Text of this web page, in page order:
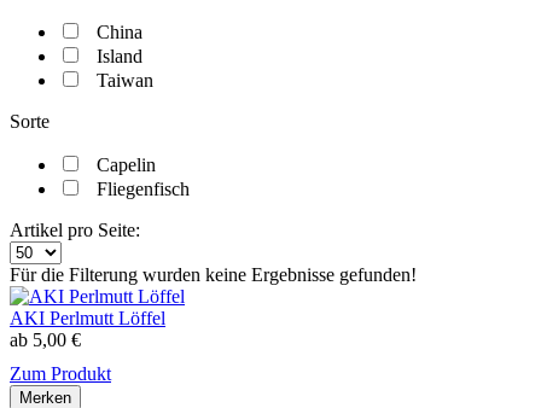
China
Island
Taiwan
Sorte
Capelin
Fliegenfisch
Artikel pro Seite:
Für die Filterung wurden keine Ergebnisse gefunden!
AKI Perlmutt Löffel
ab 5,00 €
Zum Produkt
Merken